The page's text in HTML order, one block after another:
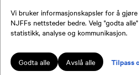
Vi bruker informasjonskapsler for å
NJFFs nettsteder bedre. Velg "godta
statistikk, analyse og kommunikasjon.
Godta alle Avslå alle Tilpass
jegere og sportsfiskere og et av de viktigste miljøene for
fiske i Norge. Vi er en partipolitisk nøytral organisasjon,
naturpolitisk engasjement i mange saker.
Lokalforeninger tilsluttet Norges Jeger- og Fiskerforbund har
publiserer på njff.no.